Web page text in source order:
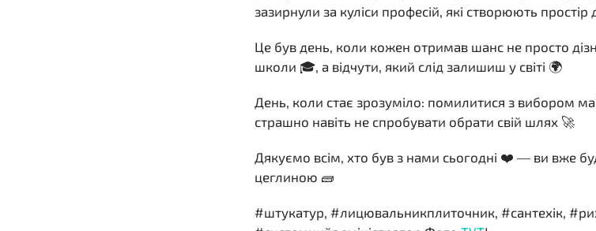
зазирнули за куліси професій, які створюють простір
Це був день, коли кожен отримав шанс не просто
школи 🎓, а відчути, який слід залишиш у світі 🌍
День, коли стає зрозуміло: помилитися з вибором
страшно навіть не спробувати обрати свій шлях 🚀
Дякуємо всім, хто був з нами сьогодні ❤️ — ви вже
цеглиною 🧱
#штукатур, #лицювальникплиточник, #сантехік,